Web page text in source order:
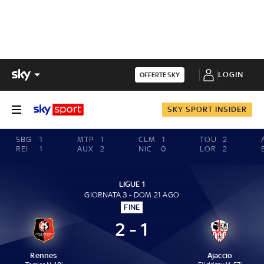
OFFERTE SKY LOGIN
SKY SPORT INSIDER
SBG
1
REI
1
MTP
1
AUX
2
CLM
1
NIC
0
TOU
2
LOR
2
LIGUE 1
GIORNATA 3 - DOM 21 AGO
FINE
Rennes
2 - 1
Ajaccio